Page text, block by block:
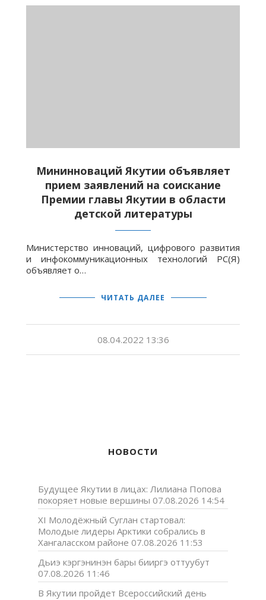
Мининноваций Якутии объявляет
прием заявлений на соискание
Премии главы Якутии в области
детской литературы
Министерство инноваций, цифрового развития
и инфокоммуникационных технологий РС(Я)
объявляет о…
ЧИТАТЬ ДАЛЕЕ
08.04.2022 13:36
НОВОСТИ
Будущее Якутии в лицах: Лилиана Попова
покоряет новые вершины 07.08.2026 14:54
XI Молодёжный Суглан стартовал:
Молодые лидеры Арктики собрались в
Хангаласском районе 07.08.2026 11:53
Дьиэ кэргэнинэн бары бииргэ оттуубут
07.08.2026 11:46
В Якутии пройдет Всероссийский день